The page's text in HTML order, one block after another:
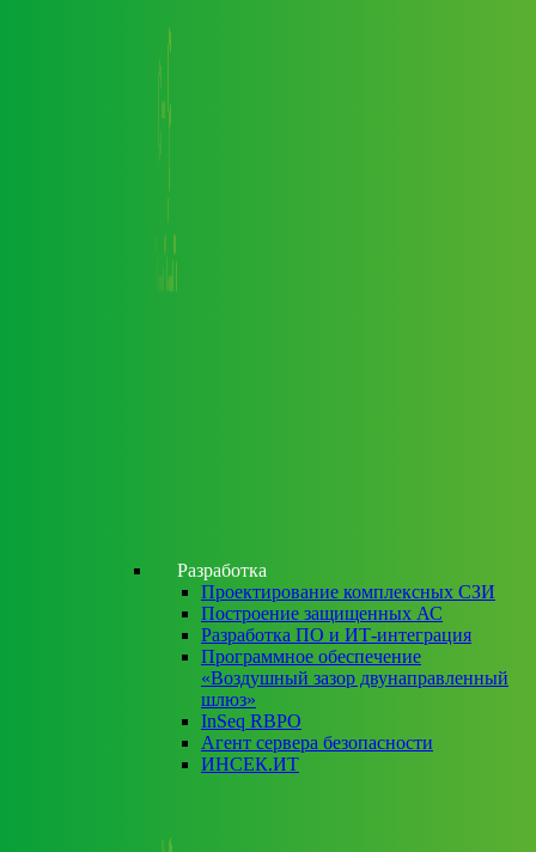
Разработка
Проектирование комплексных СЗИ
Построение защищенных АС
Разработка ПО и ИТ-интеграция
Программное обеспечение
«Воздушный зазор двунаправленный
шлюз»
InSeq RBPO
Агент сервера безопасности
ИНСЕК.ИТ